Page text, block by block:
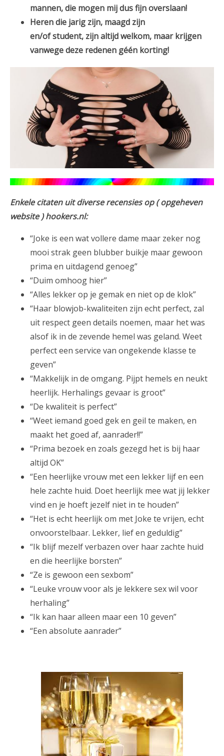
mannen, die mogen mij dus fijn overslaan!
Heren die jarig zijn, maagd zijn
en/of student, zijn altijd welkom, maar krijgen
vanwege deze redenen géén korting!
Enkele citaten uit diverse recensies op ( opgeheven
website ) hookers.nl:
“Joke is een wat vollere dame maar zeker nog
mooi strak geen blubber buikje maar gewoon
prima en uitdagend genoeg”
“Duim omhoog hier”
“Alles lekker op je gemak en niet op de klok”
“Haar blowjob-kwaliteiten zijn echt perfect, zal
uit respect geen details noemen, maar het was
alsof ik in de zevende hemel was geland. Weet
perfect een service van ongekende klasse te
geven”
“Makkelijk in de omgang. Pijpt hemels en neukt
heerlijk. Herhalings gevaar is groot”
“De kwaliteit is perfect”
“Weet iemand goed gek en geil te maken, en
maakt het goed af, aanrader!!”
“Prima bezoek en zoals gezegd het is bij haar
altijd OK”
“Een heerlijke vrouw met een lekker lijf en een
hele zachte huid. Doet heerlijk mee wat jij lekker
vind en je hoeft jezelf niet in te houden”
“Het is echt heerlijk om met Joke te vrijen, echt
onvoorstelbaar. Lekker, lief en geduldig”
“Ik blijf mezelf verbazen over haar zachte huid
en die heerlijke borsten”
“Ze is gewoon een sexbom”
“Leuke vrouw voor als je lekkere sex wil voor
herhaling”
“Ik kan haar alleen maar een 10 geven”
“Een absolute aanrader”